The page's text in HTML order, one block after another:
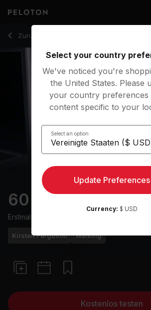
Zurück zu Walking-Kurse
Zurück
60 min Power
Erstmals ausgestrahlt am
Kirsten Ferguson Walking
Kostenlos testen
60 Min Power Walk with Uphill Intervals
Select your country
We've noticed you're
the United States. Please
your country preferences
content specific to your
Select an option
Update Preferences
Currency: $ USD